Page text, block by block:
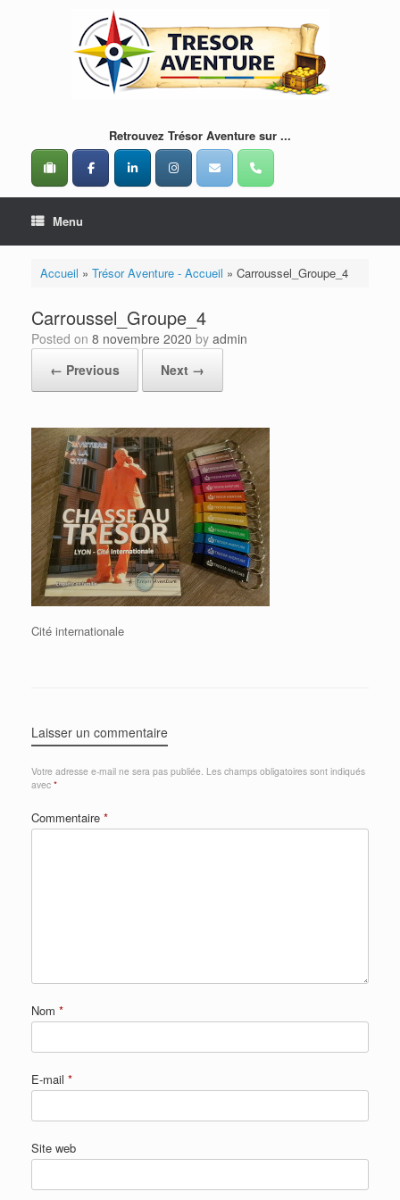
Retrouvez Trésor Aventure sur ...
Menu
Accueil » Trésor Aventure - Accueil » Carroussel_Groupe_4
Carroussel_Groupe_4
Posted on 8 novembre 2020 by admin
← Previous
Next →
Cité internationale
Laisser un commentaire
Votre adresse e-mail ne sera pas publiée. Les champs obligatoires sont indiqués
avec *
Commentaire *
Nom *
E-mail *
Site web